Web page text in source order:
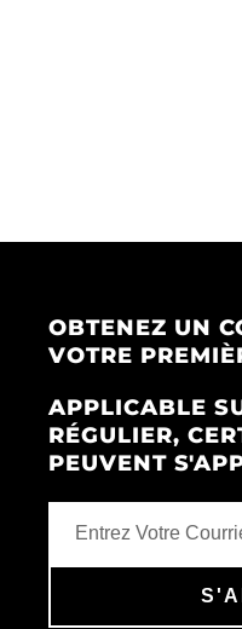
OBTENEZ UN
VOTRE
APPLICABLE
RÉGULIER,
PEUVENT